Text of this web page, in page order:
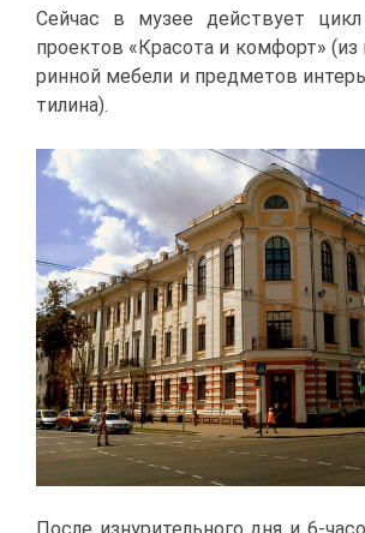
Сей­час в му­зее дей­ству­ет
про­ек­тов «Кра­со­та и ком­форт»
рин­ной ме­бе­ли и пред­ме­тов
ти­ли­на).
По­сле из­ну­ри­тель­но­го дня и 6-